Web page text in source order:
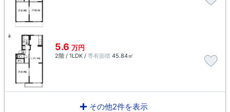
5.6 万円
2階 / 1LDK / 専有面積 45.84㎡
その他2件を表示